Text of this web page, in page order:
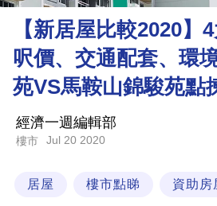
理
財
商
業
科
技
場
【新居屋比較2020】
呎價、交通配套、環
苑VS馬鞍山錦駿苑點
經濟一週編輯部
樓市 Jul 20 2020
居屋 樓市點睇 資助房